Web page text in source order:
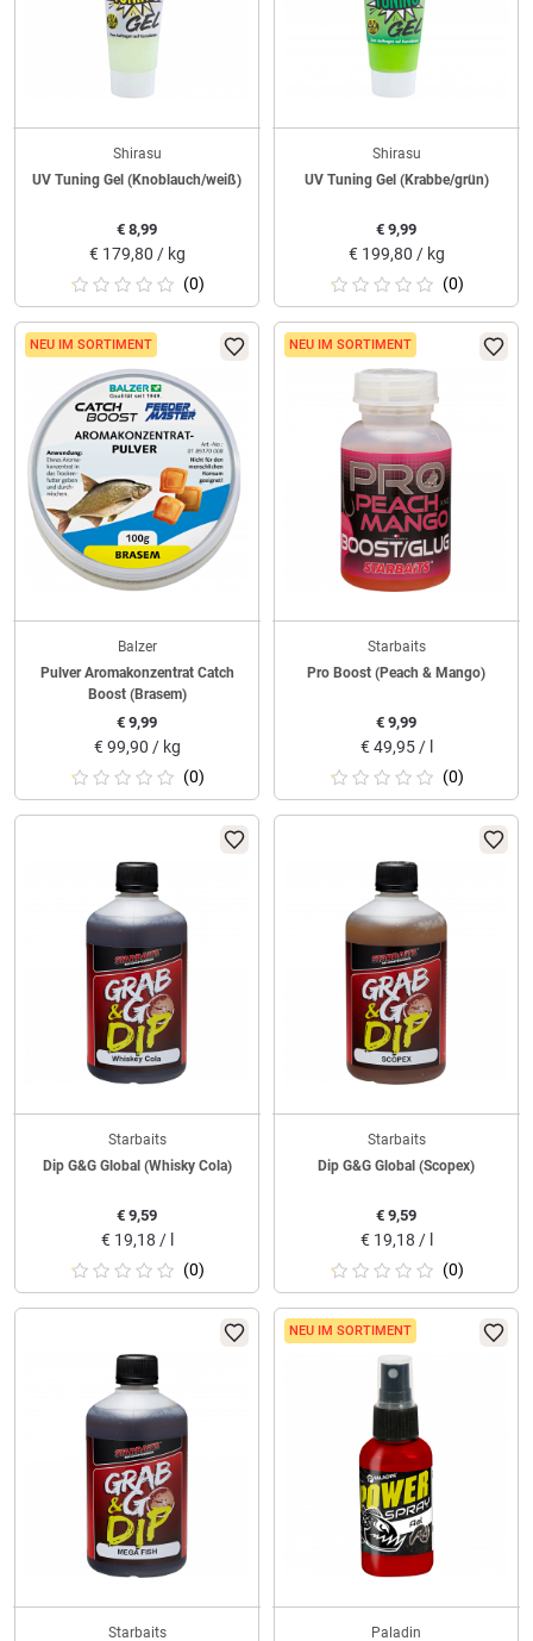
Shirasu
UV Tuning Gel (Knoblauch/weiß)
€ 8,99
€ 179,80 / kg
(0)
Shirasu
UV Tuning Gel (Krabbe/grün)
€ 9,99
€ 199,80 / kg
(0)
NEU IM SORTIMENT
Balzer
Pulver Aromakonzentrat Catch
Boost (Brasem)
€ 9,99
€ 99,90 / kg
(0)
NEU IM SORTIMENT
Starbaits
Pro Boost (Peach & Mango)
€ 9,99
€ 49,95 / l
(0)
Starbaits
Dip G&G Global (Whisky Cola)
€ 9,59
€ 19,18 / l
(0)
Starbaits
Dip G&G Global (Scopex)
€ 9,59
€ 19,18 / l
(0)
Starbaits
NEU IM SORTIMENT
Paladin